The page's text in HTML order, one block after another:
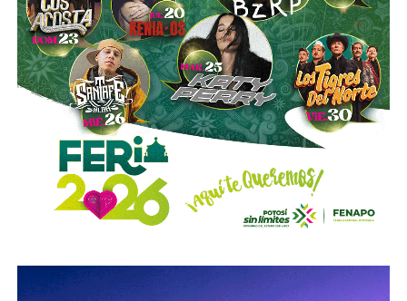
obligaciones previstas en la ley, la plataforma no podrá
prestar el servicio de transporte en San Luis Potosí.
También lee:Ya es oficial: MiTaxi será la plataforma oficial
de transporte de la Fenapo 2026